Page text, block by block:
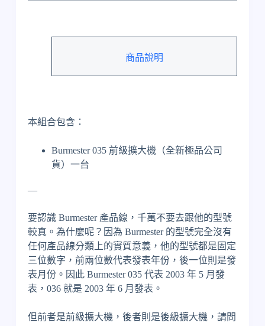
商品說明
本組合包含：
Burmester 035 前級擴大機（全新極品公司
貨）一台
—
要認識 Burmester 產品線，千萬不要去跟他的型號
較真。為什麼呢？因為 Burmester 的型號完全沒有
任何產品線分類上的實質意義，他的型號都是固定
三位數字，前兩位數代表發表年份，後一位則是發
表月份。因此 Burmester 035 代表 2003 年 5 月發
表，036 就是 2003 年 6 月發表。
但前者是前級擴大機，後者則是後級擴大機，請問